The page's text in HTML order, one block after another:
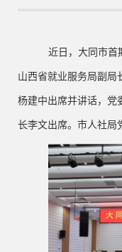
近日，大同市首
山西省就业服务局副局
杨建中出席并讲话，党
长李文出席。市人社局